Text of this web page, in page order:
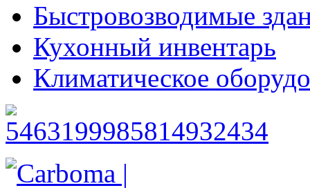
Быстровозводимые
Кухонный инвентарь
Климатическое